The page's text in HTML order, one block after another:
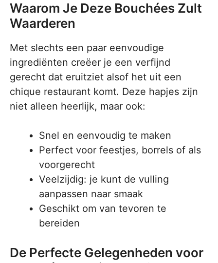
Waarom Je Deze Bouchées Zult
Waarderen
Met slechts een paar eenvoudige
ingrediënten creëer je een verfijnd
gerecht dat eruitziet alsof het uit een
chique restaurant komt. Deze hapjes zijn
niet alleen heerlijk, maar ook:
Snel en eenvoudig te maken
Perfect voor feestjes, borrels of als
voorgerecht
Veelzijdig: je kunt de vulling
aanpassen naar smaak
Geschikt om van tevoren te
bereiden
De Perfecte Gelegenheden voor